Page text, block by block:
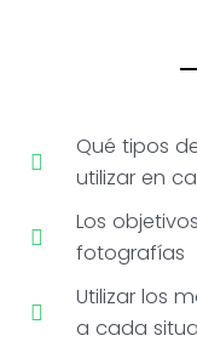
Qué tipos
utilizar en
Los
fotografías
Utilizar los
a cada